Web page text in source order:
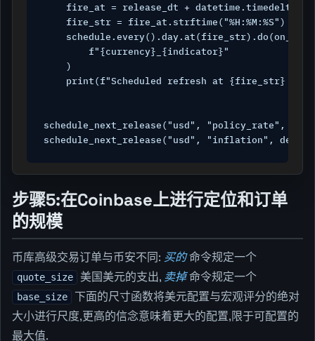
fire_at = release_dt +
    fire_str = fire_at.strftime("%H:%M:%S")
        f"{currency}_{indicator}"
    )
print(f"Scheduled refresh at {fire_str}
schedule_next_release("usd", "policy_rate",
schedule_next_release("usd", "inflation",
步骤5:在Coinbase上进行定位和订单
的规模
币库高级交易订单与币安不同: 买的命令规定一个
quote_size 美国美元的支出, 卖掉命令规定一个
base_size
下面的尺寸函数将美元配置与宏观评分的绝对
大小进行尺度,更高的信念意味着更大的配置,限于可配置的
最大值.